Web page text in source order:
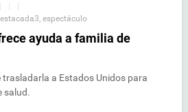
, espectáculo
ayuda a familia de
trasladarla a Estados Unidos para
salud.